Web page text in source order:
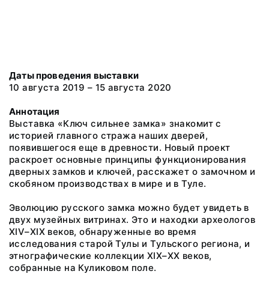
Даты проведения выставки
10 августа 2019 – 15 августа 2020
Аннотация
Выставка «Ключ сильнее замка» знакомит с
историей главного стража наших дверей,
появившегося еще в древности. Новый проект
раскроет основные принципы функционирования
дверных замков и ключей, расскажет о замочном и
скобяном производствах в мире и в Туле.
Эволюцию русского замка можно будет увидеть в
двух музейных витринах. Это и находки археологов
XIV–XIX веков, обнаруженные во время
исследования старой Тулы и Тульского региона, и
этнографические коллекции XIX–ХХ веков,
собранные на Куликовом поле.